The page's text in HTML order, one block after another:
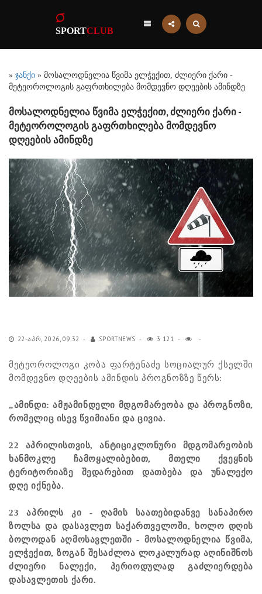
SPORTCLUB
» ჯანქი » მოსალოდნელია წვიმა ელჭექით, ძლიერი ქარი -
მეტეოროლოგის გაფრთხილება მომდევნო დღეების ამინდზე
მოსალოდნელია წვიმა ელჭექით, ძლიერი ქარი -
მეტეოროლოგის გაფრთხილება მომდევნო
დღეების ამინდზე
22-ᲐᲞᲠ, 2026, 09:32 SPORTNEWS 3 121
მეტეოროლოგი კობა ფარტენაძე სოციალურ ქსელში
მომდევნო დღეების ამინდის პროგნოზზე წერს:
„ამინდი: ამჟამინდელი მდგომარეობა და პროგნოზი,
რომელიც ისევ წვიმიანი და ცივია.
22 აპრილისთვის, ანტიციკლონური მდგომარეობის
ხანმოკლე ჩამოყალიბებით, მთელი ქვეყნის
ტერიტორიაზე შედარებით დათბება და უნალექო
დღე იქნება.
23 აპრილს კი - ღამის საათებიდანვე სანაპირო
ზოლსა და დასავლეთ საქართველოში, ხოლო დღის
ბოლოდან აღმოსავლეთში - მოსალოდნელია წვიმა,
ელჭექით, ზოგან შესაძლოა ლოკალურად აღინიშნოს
ძლიერი ნალექი, პერიოდულად გაძლიერდება
დასავლეთის ქარი.